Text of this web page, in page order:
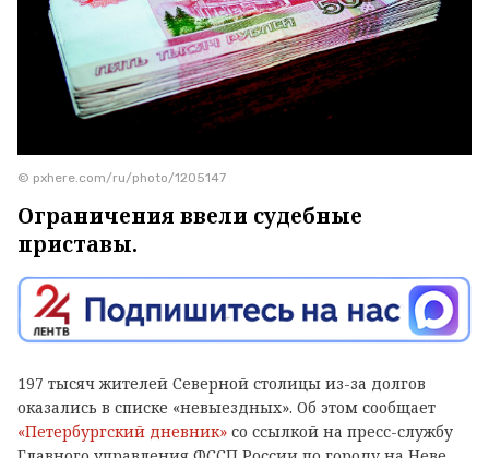
© pxhere.com/ru/photo/1205147
Ограничения ввели судебные
приставы.
197 тысяч жителей Северной столицы из-за долгов
оказались в списке «невыездных». Об этом сообщает
«Петербургский дневник» со ссылкой на пресс-службу